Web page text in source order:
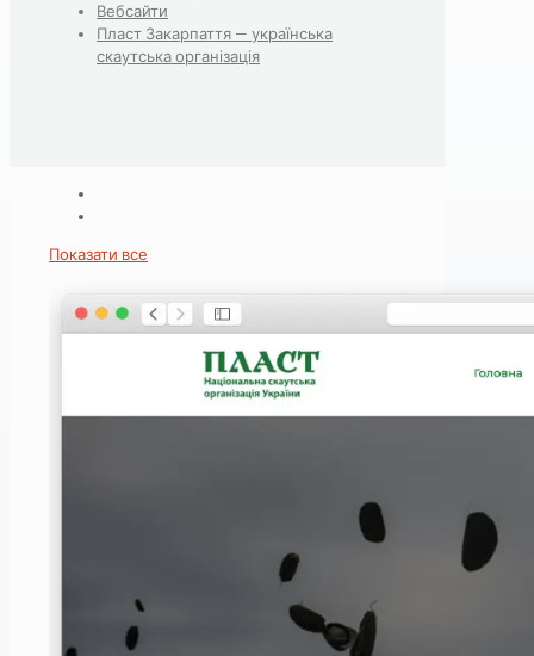
Вебсайти
Пласт Закарпаття — українська
скаутська організація
Показати все